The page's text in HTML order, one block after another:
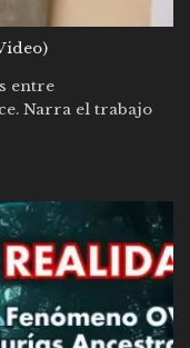
entre
Narra el trabajo